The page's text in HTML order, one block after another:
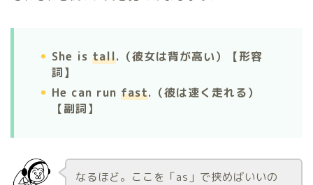
She is tall.（彼女は背が高い）【形容
詞】
He can run fast.（彼は速く走れる）
【副詞】
なるほど。ここを「as」で挟めばいいの